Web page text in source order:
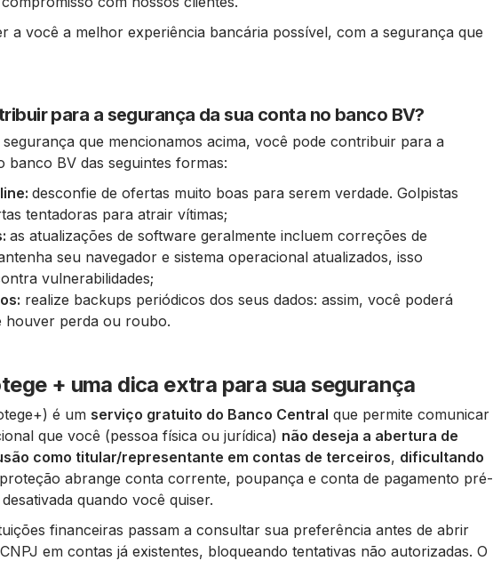
a você a melhor experiência bancária possível, com a segurança que
para a segurança da sua conta no banco BV?
segurança que mencionamos acima, você pode contribuir para a
banco BV das seguintes formas:
desconfie de ofertas muito boas para serem verdade. Golpistas
tentadoras para atrair vítimas;
as atualizações de software geralmente incluem correções de
seu navegador e sistema operacional atualizados, isso
vulnerabilidades;
realize backups periódicos dos seus dados: assim, você poderá
houver perda ou roubo.
+ uma dica extra para sua segurança
é um serviço gratuito do Banco Central que permite comunicar
que você (pessoa física ou jurídica) não deseja a abertura de
como titular/representante em contas de terceiros, dificultando
abrange conta corrente, poupança e conta de pagamento pré-
quando você quiser.
financeiras passam a consultar sua preferência antes de abrir
em contas já existentes, bloqueando tentativas não autorizadas. O